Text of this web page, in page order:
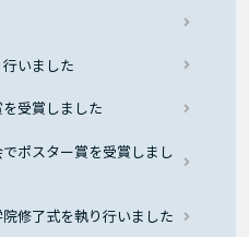
いました
受賞しました
ポスター賞を受賞しまし
修了式を執り行いました